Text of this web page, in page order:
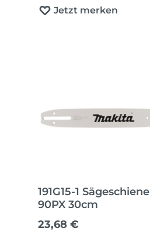
Jetzt merken
191G15-1 Sägeschiene
90PX 30cm
Regulärer Preis:
23,68 €